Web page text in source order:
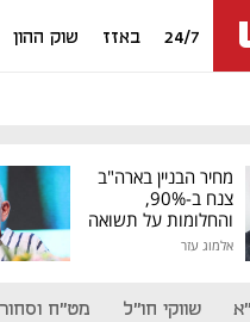
24/7 באזז שוק ההון
מחיר הבניין בארה"ב
צנח ב-90%,
והחלומות על תשואה
גבוהה התנפצו
אלמוג עזר
שווקי חו"ל מט"ח